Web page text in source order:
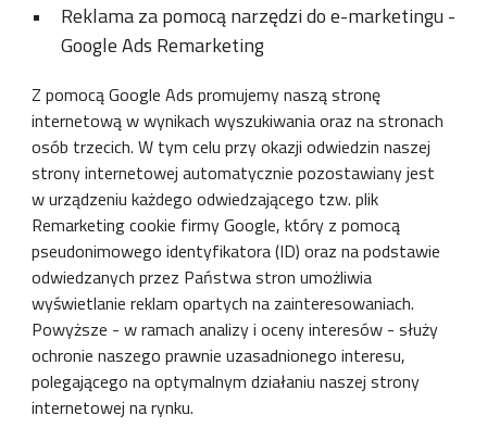
Reklama za pomocą narzędzi do e-marketingu -
Google Ads Remarketing
Z pomocą Google Ads promujemy naszą stronę
internetową w wynikach wyszukiwania oraz na stronach
osób trzecich. W tym celu przy okazji odwiedzin naszej
strony internetowej automatycznie pozostawiany jest
w urządzeniu każdego odwiedzającego tzw. plik
Remarketing cookie firmy Google, który z pomocą
pseudonimowego identyfikatora (ID) oraz na podstawie
odwiedzanych przez Państwa stron umożliwia
wyświetlanie reklam opartych na zainteresowaniach.
Powyższe - w ramach analizy i oceny interesów - służy
ochronie naszego prawnie uzasadnionego interesu,
polegającego na optymalnym działaniu naszej strony
internetowej na rynku.